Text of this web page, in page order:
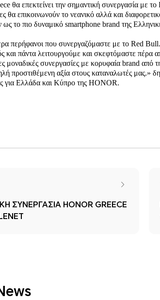
θα επεκτείνει την σημαντική συνεργασία με το
θα επικοινωνούν το νεανικό αλλά και
ως το πιο δυναμικό smartphone brand της
περήφανοι που συνεργαζόμαστε με το Red
και πάντα λειτουργούμε και σκεφτόμαστε
μοναδικές συνεργασίες με κορυφαία brand από
προστιθέμενη αξία στους καταναλωτές μας.»
για Ελλάδα και Κύπρο της HONOR.
ΣΥΝΕΡΓΑΣΙΑ HONOR GREECE